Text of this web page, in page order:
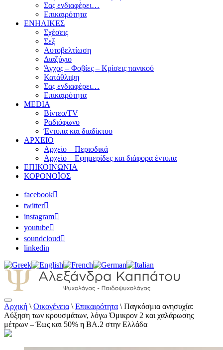
Σας ενδιαφέρει…
Επικαιρότητα
ΕΝΗΛΙΚΕΣ
Σχέσεις
Σεξ
Αυτοβελτίωση
Διαζύγιο
Άγχος – Φοβίες – Κρίσεις πανικού
Κατάθλιψη
Σας ενδιαφέρει…
Επικαιρότητα
MEDIA
Βίντεο/TV
Ραδιόφωνο
Έντυπα και διαδίκτυο
ΑΡΧΕΙΟ
Αρχείο – Περιοδικά
Αρχείο – Εφημερίδες και διάφορα έντυπα
ΕΠΙΚΟΙΝΩΝΙΑ
ΚΟΡΟΝΟΪΟΣ
facebook
twitter
instagram
youtube
soundcloud
linkedin
Αλεξάνδρα Καππάτου Ψυχολόγος –
Παιδοψυχολόγος
Αρχική \ Οικογένεια \ Επικαιρότητα \ Παγκόσμια ανησυχία:
Αύξηση των κρουσμάτων, λόγω Όμικρον 2 και χαλάρωσης
μέτρων – Έως και 50% η ΒΑ.2 στην Ελλάδα